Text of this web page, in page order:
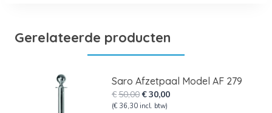
Gerelateerde producten
Saro Afzetpaal Model AF 279
€50,00Oorspronkelijke
prijs
€30,00Huidige
(€ 36,30 incl. btw)